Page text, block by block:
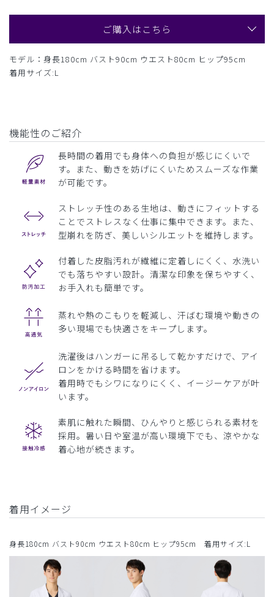
ご購入はこちら
モデル：身長180cm バスト90cm ウエスト80cm ヒップ95cm
着用サイズ:L
機能性のご紹介
長時間の着用でも身体への負担が感じにくいで
す。また、動きを妨げにくいためスムーズな作業
が可能です。
ストレッチ性のある生地は、動きにフィットする
ことでストレスなく仕事に集中できます。また、
型崩れを防ぎ、美しいシルエットを維持します。
付着した皮脂汚れが繊維に定着しにくく、水洗い
でも落ちやすい設計。清潔な印象を保ちやすく、
お手入れも簡単です。
蒸れや熱のこもりを軽減し、汗ばむ環境や動きの
多い現場でも快適さをキープします。
洗濯後はハンガーに吊るして乾かすだけで、アイ
ロンをかける時間を省けます。
着用時でもシワになりにくく、イージーケアが叶
います。
素肌に触れた瞬間、ひんやりと感じられる素材を
採用。暑い日や室温が高い環境下でも、涼やかな
着心地が続きます。
着用イメージ
身長180cm バスト90cm ウエスト80cm ヒップ95cm 着用サイズ:L